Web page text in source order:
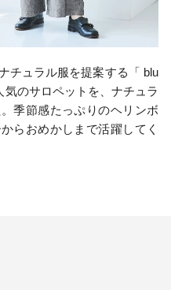
チュラル服を提案する「 blu
のサロペットを、ナチュラ
季節感たっぷりのヘリンボ
らおめかしまで活躍してく